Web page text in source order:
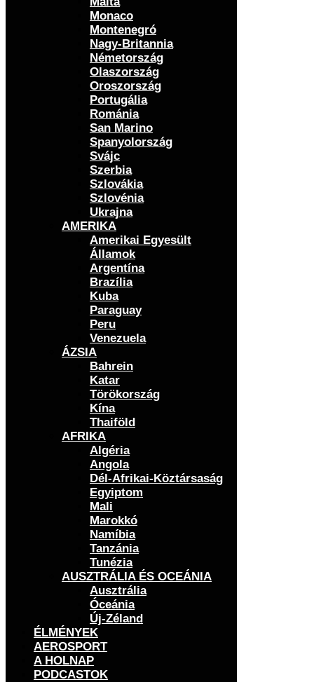
Monaco
Montenegró
Nagy-Britannia
Németország
Olaszország
Oroszország
Portugália
Románia
San Marino
Spanyolország
Svájc
Szerbia
Szlovákia
Szlovénia
Ukrajna
AMERIKA
Amerikai Egyesült
Államok
Argentína
Brazília
Kuba
Paraguay
Peru
Venezuela
ÁZSIA
Bahrein
Katar
Törökország
Kína
Thaiföld
AFRIKA
Algéria
Angola
Dél-Afrikai-Köztársaság
Egyiptom
Mali
Marokkó
Namíbia
Tanzánia
Tunézia
AUSZTRÁLIA ÉS OCEÁNIA
Ausztrália
Óceánia
Új-Zéland
ÉLMÉNYEK
AEROSPORT
A HOLNAP
PODCASTOK